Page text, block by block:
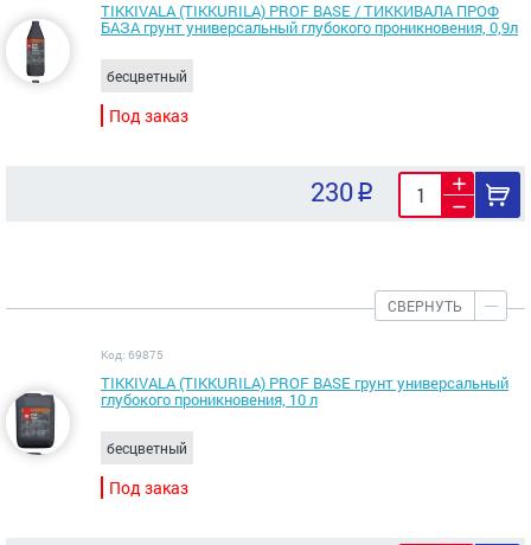
TIKKIVALA (TIKKURILA) PROF BASE / ТИККИВАЛА ПРОФ
БАЗА грунт универсальный глубокого проникновения, 0,9л
бесцветный
Под заказ
230
СВЕРНУТЬ
Код: 69875
TIKKIVALA (TIKKURILA) PROF BASE грунт универсальный
глубокого проникновения, 10 л
бесцветный
Под заказ